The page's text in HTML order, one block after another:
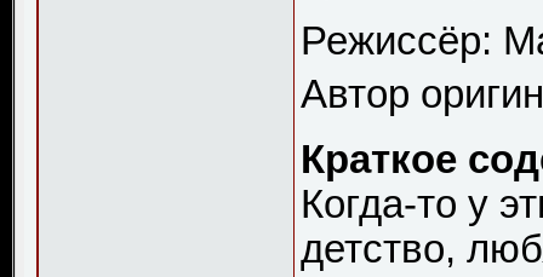
Режиссёр:
Автор
Краткое
Когда-то у
детство,